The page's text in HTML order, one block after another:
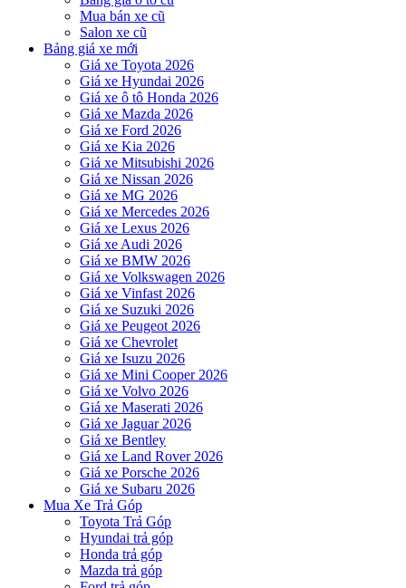
Mua bán xe cũ
Salon xe cũ
Bảng giá xe mới
Giá xe Toyota 2026
Giá xe Hyundai 2026
Giá xe ô tô Honda 2026
Giá xe Mazda 2026
Giá xe Ford 2026
Giá xe Kia 2026
Giá xe Mitsubishi 2026
Giá xe Nissan 2026
Giá xe MG 2026
Giá xe Mercedes 2026
Giá xe Lexus 2026
Giá xe Audi 2026
Giá xe BMW 2026
Giá xe Volkswagen 2026
Giá xe Vinfast 2026
Giá xe Suzuki 2026
Giá xe Peugeot 2026
Giá xe Chevrolet
Giá xe Isuzu 2026
Giá xe Mini Cooper 2026
Giá xe Volvo 2026
Giá xe Maserati 2026
Giá xe Jaguar 2026
Giá xe Bentley
Giá xe Land Rover 2026
Giá xe Porsche 2026
Giá xe Subaru 2026
Mua Xe Trả Góp
Toyota Trả Góp
Hyundai trả góp
Honda trả góp
Mazda trả góp